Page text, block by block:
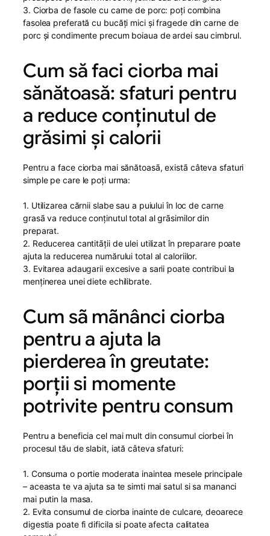
3. Ciorba de fasole cu carne de porc: poți combina
fasolea preferată cu bucăți mici și fragede din carne de
porc și condimente precum boiaua de ardei sau cimbrul.
Cum să faci ciorba mai
sănătoasă: sfaturi pentru
a reduce conținutul de
grăsimi și calorii
Pentru a face ciorba mai sănătoasã, existã câteva sfaturi
simple pe care le poţi urma:
1. Utilizarea cărnii slabe sau a puiului în loc de carne
grasã va reduce conţinutul total al grãsimilor din
preparat.
2. Reducerea cantitãţii de ulei utilizat în preparare poate
ajuta la reducerea numărului total al caloriilor.
3. Evitarea adaugarii excesive a sarii poate contribui la
menţinerea unei diete echilibrate.
Cum sã mãnânci ciorba
pentru a ajuta la
pierderea în greutate:
porții si momente
potrivite pentru consum
Pentru a beneficia cel mai mult din consumul ciorbei în
procesul tău de slabit, iată câteva sfaturi:
1. Consuma o portie moderata inaintea mesele principale
– aceasta te va ajuta sa te simti mai satul si sa mananci
mai putin la masa.
2. Evita consumul de ciorba inainte de culcare, deoarece
digestia poate fi dificila si poate afecta calitatea